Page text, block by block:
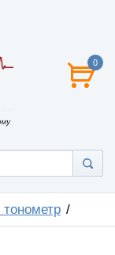
0